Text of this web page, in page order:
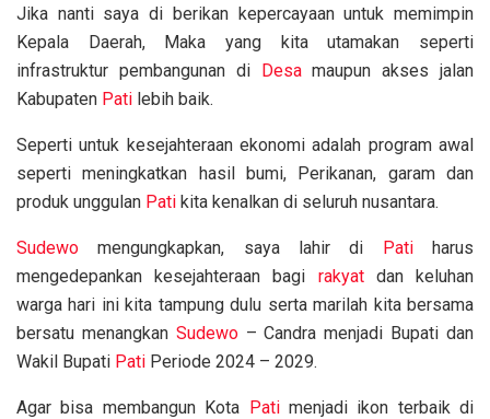
Jika nanti saya di berikan kepercayaan untuk memimpin
Kepala Daerah, Maka yang kita utamakan seperti
infrastruktur pembangunan di Desamaupun akses jalan
Kabupaten Pati lebih baik.
Seperti untuk kesejahteraan ekonomi adalah program awal
seperti meningkatkan hasil bumi, Perikanan, garam dan
produk unggulan Pati kita kenalkan di seluruh nusantara.
Sudewo mengungkapkan, saya lahir di Patiharus
mengedepankan kesejahteraan bagi rakyatdan keluhan
warga hari ini kita tampung dulu serta marilah kita bersama
bersatu menangkan Sudewo– Candra menjadi Bupati dan
Wakil Bupati Pati Periode 2024 – 2029.
Agar bisa membangun Kota Patimenjadi ikon terbaik di